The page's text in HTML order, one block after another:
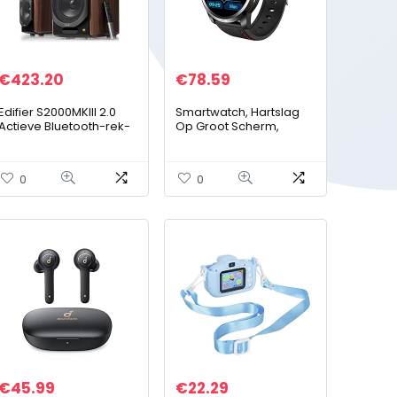
423.20
S2000MKIII 2.0
Bluetooth-rek-
watt
voor…
0
€78.59
Smartwatch, Hartslag
Op Groot Scherm,
Stappenteller Bluetooth
Sporthorloge…
0
45.99 €22.29